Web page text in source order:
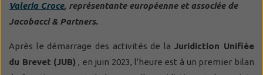
Valeria Croce, représentante européenne et associée de
Jacobacci & Partners.
Après le démarrage des activités de la Juridiction Unifiée
du Brevet (JUB) , en juin 2023, l'heure est à un premier bilan